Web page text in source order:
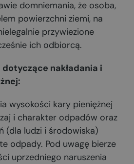
domniemania, że osoba,
powierzchni ziemi, na
przywiezione
ich odbiorcą.
nakładania i
wysokości kary pieniężnej
i charakter odpadów oraz
(dla ludzi i środowiska)
odpady. Pod uwagę bierze
uprzedniego naruszenia